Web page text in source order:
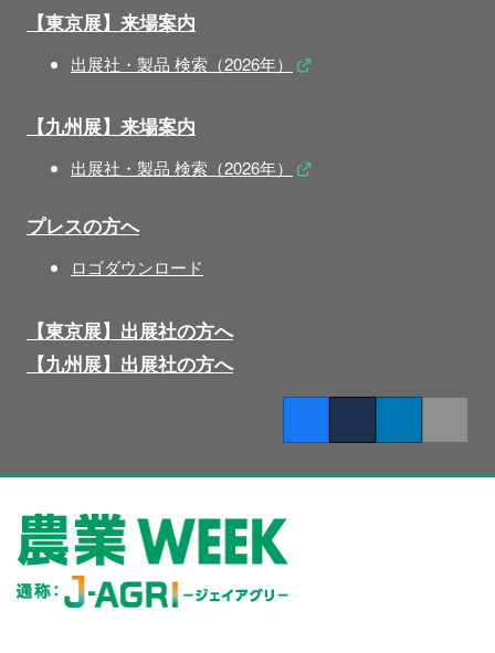
【東京展】来場案内
出展社・製品 検索（2026年）
【九州展】来場案内
出展社・製品 検索（2026年）
プレスの方へ
ロゴダウンロード
【東京展】出展社の方へ
【九州展】出展社の方へ